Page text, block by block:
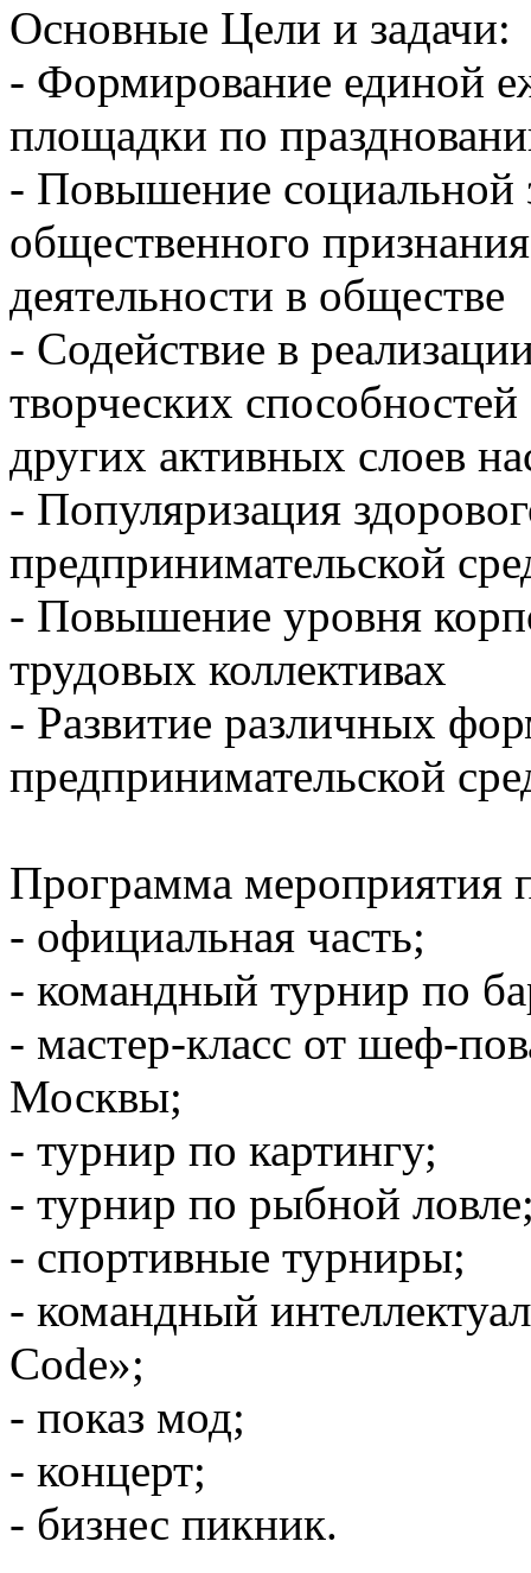
Основные Цели и задачи:
- Формирование единой
площадки по
- Повышение социальной
общественного
деятельности в обществе
- Содействие в
творческих
других активных слоев
- Популяризация
предпринимательской
- Повышение уровня
трудовых коллективах
- Развитие различных
предпринимательской
Программа мероприятия
- официальная часть;
- командный турнир по
- мастер-класс от шеф-
Москвы;
- турнир по картингу;
- турнир по рыбной
- спортивные турниры;
- командный
Code»;
- показ мод;
- концерт;
- бизнес пикник.